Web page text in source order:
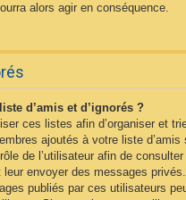
alors agir en conséquence.
d’amis et d’ignorés ?
ces listes afin d’organiser et
ajoutés à votre liste
de l’utilisateur afin de
leur envoyer des messages
publiés par ces utilisateurs